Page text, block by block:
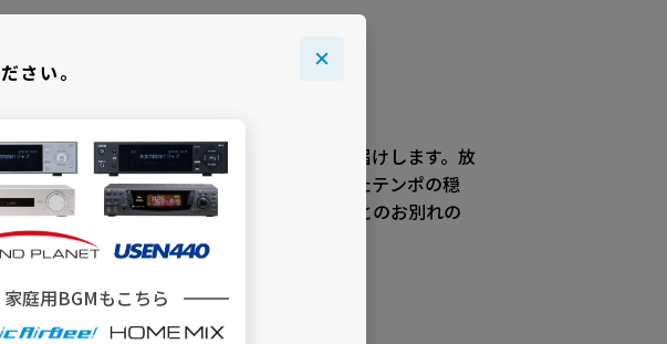
を偲ぶ場にふさわしいクラシック作品をお届けします。放
、ピアノ独奏作品の中から、ゆったりとしたテンポの穏
をもたらすような優しい旋律が、大切な方とのお別れの
ック［SP／440］
さい。
家庭用BGMもこちら